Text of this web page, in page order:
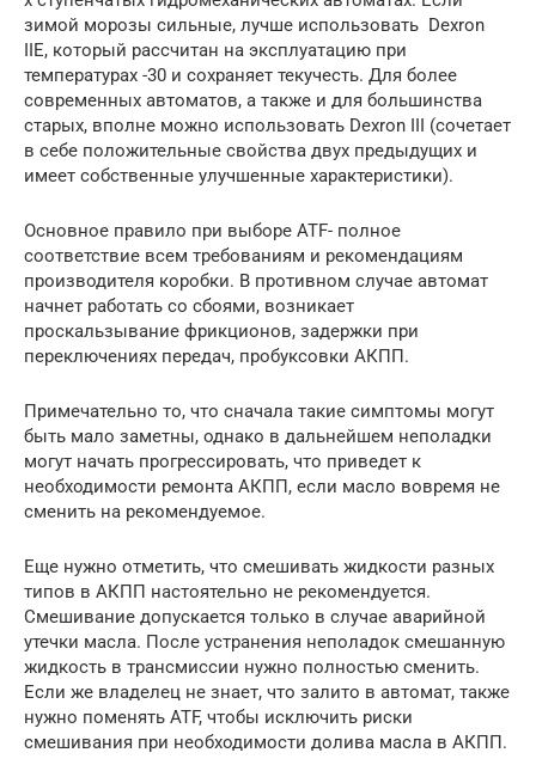
зимой морозы сильные, лучше использовать Dexron
IIE, который рассчитан на эксплуатацию при
температурах -30 и сохраняет текучесть. Для более
современных автоматов, а также и для большинства
старых, вполне можно использовать Dexron III (сочетает
в себе положительные свойства двух предыдущих и
имеет собственные улучшенные характеристики).
Основное правило при выборе ATF- полное
соответствие всем требованиям и рекомендациям
производителя коробки. В противном случае автомат
начнет работать со сбоями, возникает
проскальзывание фрикционов, задержки при
переключениях передач, пробуксовки АКПП.
Примечательно то, что сначала такие симптомы могут
быть мало заметны, однако в дальнейшем неполадки
могут начать прогрессировать, что приведет к
необходимости ремонта АКПП, если масло вовремя не
сменить на рекомендуемое.
Еще нужно отметить, что смешивать жидкости разных
типов в АКПП настоятельно не рекомендуется.
Смешивание допускается только в случае аварийной
утечки масла. После устранения неполадок смешанную
жидкость в трансмиссии нужно полностью сменить.
Если же владелец не знает, что залито в автомат, также
нужно поменять ATF, чтобы исключить риски
смешивания при необходимости долива масла в АКПП.